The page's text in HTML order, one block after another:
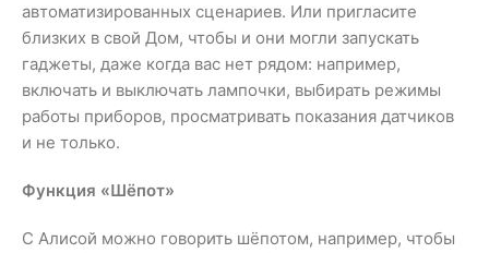
автоматизированных сценариев. Или пригласите
близких в свой Дом, чтобы и они могли запускать
гаджеты, даже когда вас нет рядом: например,
включать и выключать лампочки, выбирать режимы
работы приборов, просматривать показания датчиков
и не только.
Функция «Шёпот»
С Алисой можно говорить шёпотом, например, чтобы